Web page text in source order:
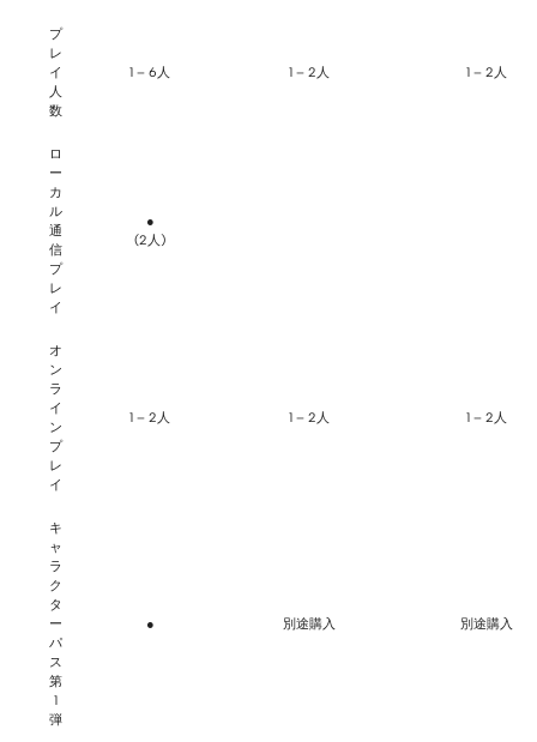
プ
レ
イ
人
数
1 – 6人 1 – 2人 1 – 2人
ロ
ー
カ
ル
通
信
プ
レ
イ
●
(2人)
オ
ン
ラ
イ
ン
プ
レ
イ
1 – 2人 1 – 2人 1 – 2人
キ
ャ
ラ
ク
タ
ー
パ
ス
第
1
弾
● 別途購入 別途購入